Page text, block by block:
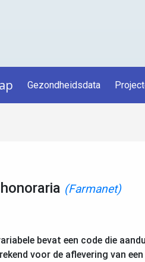
Gezondheidsdata
(Farmanet)
bevat een code die
voor de aflevering van